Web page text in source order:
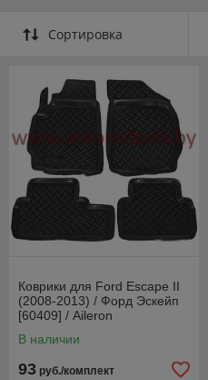
Сортировка
Коврики для Ford Escape II
(2008-2013) / Форд Эскейп
[60409] / Aileron
В наличии
93 руб./комплект